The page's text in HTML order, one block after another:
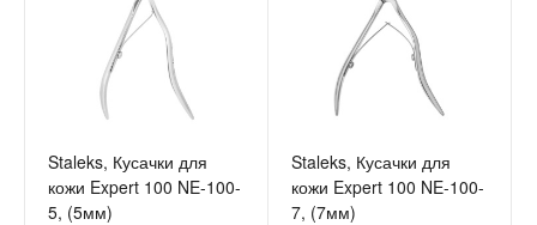
Staleks, Кусачки для
кожи Expert 100 NE-100-
5, (5мм)
Staleks, Кусачки для
кожи Expert 100 NE-100-
7, (7мм)